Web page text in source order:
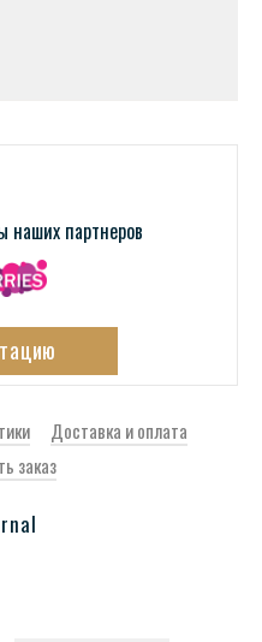
наших партнеров
Доставка и оплата
заказ